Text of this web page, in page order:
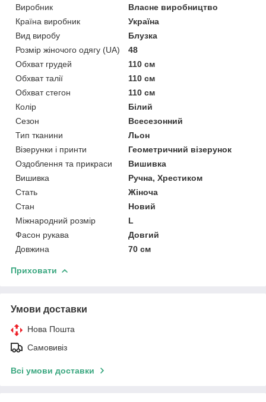
Виробник
Власне виробництво
Країна виробник
Україна
Вид виробу
Блузка
Розмір жіночого одягу (UA)
48
Обхват грудей
110 см
Обхват талії
110 см
Обхват стегон
110 см
Колір
Білий
Сезон
Всесезонний
Тип тканини
Льон
Візерунки і принти
Геометричний візерунок
Оздоблення та прикраси
Вишивка
Вишивка
Ручна, Хрестиком
Стать
Жіноча
Стан
Новий
Міжнародний розмір
L
Фасон рукава
Довгий
Довжина
70 см
Приховати
Умови доставки
Нова Пошта
Самовивіз
Всі умови доставки